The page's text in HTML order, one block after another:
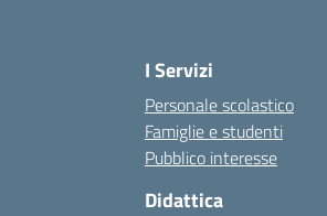
I Servizi
Personale scolastico
Famiglie e studenti
Pubblico interesse
Didattica